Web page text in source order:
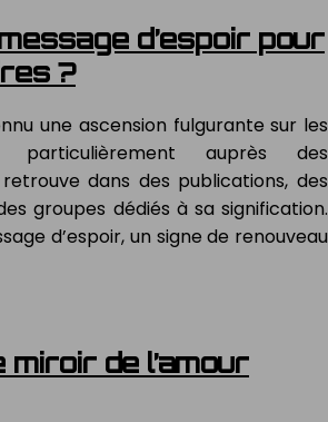
d’espoir pour
?
une ascension fulgurante sur les
particulièrement auprès des
dans des publications, des
groupes dédiés à sa signification.
d’espoir, un signe de renouveau
miroir de l’amour